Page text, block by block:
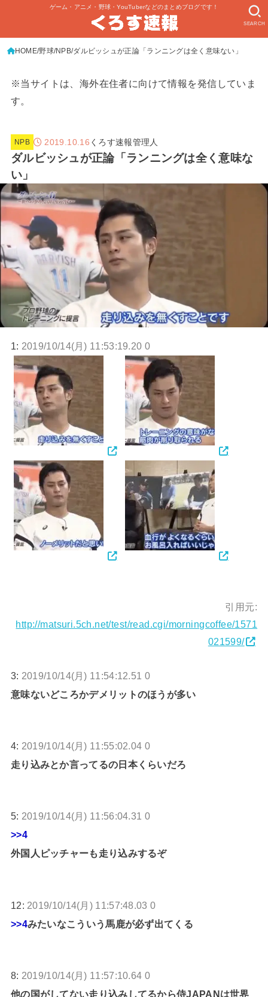
ゲーム・アニメ・野球・YouTuberなどのまとめブログです！
SEARCH
HOME 野球 NPB ダルビッシュが正論「ランニングは全く意味ない」
※当サイトは、海外在住者に向けて情報を発信していま
す。
NPB 2019.10.16 くろす速報管理人
ダルビッシュが正論「ランニングは全く意味な
い」
1: 2019/10/14(月) 11:53:19.20 0
引用元:
http://matsuri.5ch.net/test/read.cgi/morningcoffee/1571
021599/
3: 2019/10/14(月) 11:54:12.51 0
意味ないどころかデメリットのほうが多い
4: 2019/10/14(月) 11:55:02.04 0
走り込みとか言ってるの日本くらいだろ
5: 2019/10/14(月) 11:56:04.31 0
>>4
外国人ピッチャーも走り込みするぞ
12: 2019/10/14(月) 11:57:48.03 0
>>4みたいなこういう馬鹿が必ず出てくる
8: 2019/10/14(月) 11:57:10.64 0
他の国がしてない走り込みしてるから侍JAPANは世界